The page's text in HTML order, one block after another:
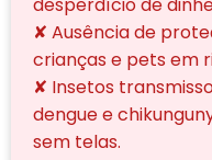
✘ Ausência de
crianças e pets em
✘ Insetos
dengue e
sem telas.